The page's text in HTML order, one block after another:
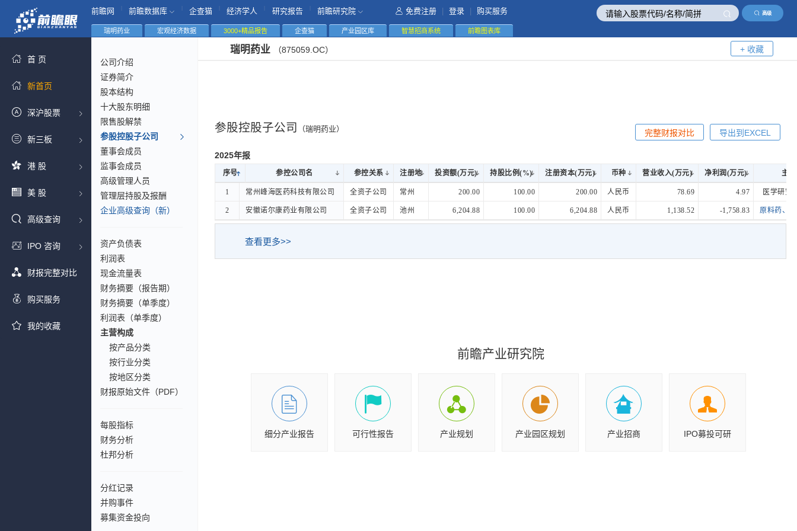
高级
前瞻网 前瞻数据库 企查猫 经济学人 研究报告 前瞻研究院 免费注册 登录 购买服务
首 页
新首页
深沪股票
新三板
港 股
美 股
高级查询
IPO 咨询
财报完整对比
购买服务
我的收藏
瑞明药业 宏观经济数据 3000+精品报告 企查猫 产业园区库 智慧招商系统 前瞻图表库
公司介绍
证券简介
股本结构
十大股东明细
限售股解禁
参股控股子公司
董事会成员
监事会成员
高级管理人员
管理层持股及报酬
企业高级查询（新）
资产负债表
利润表
现金流量表
财务摘要（报告期）
财务摘要（单季度）
利润表（单季度）
主营构成
按产品分类
按行业分类
按地区分类
财报原始文件（PDF）
每股指标
财务分析
杜邦分析
分红记录
并购事件
募集资金投向
瑞明药业 （875059.OC） + 收藏
参股控股子公司 （瑞明药业） 导出到EXCEL
完整财报对比
2025年报
序号 参控公司名 参控关系 注册地 投资额(万元) 持股比例(%) 注册资本(万元) 币种 营业收入(万元) 净利润(万元)
主
序号
参控公司名 参控关系 注册地 投资额(万元) 持股比例(%) 注册资本(万元) 币种 营业收入(万元) 净利润(万元) 主
1 常州峰海医药科技有限公司 全资子公司 常州 200.00 100.00 200.00 人民币 78.69 4.97 医学研究
2 安徽诺尔康药业有限公司 全资子公司 池州 6,204.88 100.00 6,204.88 人民币 1,138.52 -1,758.83 原料药、
序号 参控公司名
1 常州峰海医药科技有限公司
2 安徽诺尔康药业有限公司
查看更多>>
前瞻产业研究院
细分产业报告 可行性报告 产业规划 产业园区规划 产业招商 IPO募投可研